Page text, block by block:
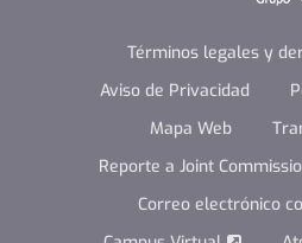
Términos legales y
Aviso de Privacidad
Mapa Web
Reporte a Joint
Correo electrónico